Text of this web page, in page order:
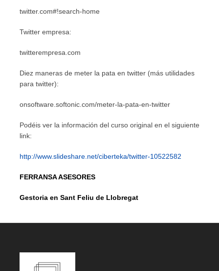
twitter.com#!search-home
Twitter empresa:
twitterempresa.com
Diez maneras de meter la pata en twitter (más utilidades
para twitter):
onsoftware.softonic.com/meter-la-pata-en-twitter
Podéis ver la información del curso original en el siguiente
link:
http://www.slideshare.net/ciberteka/twitter-10522582
FERRANSA ASESORES
Gestoria en Sant Feliu de Llobregat